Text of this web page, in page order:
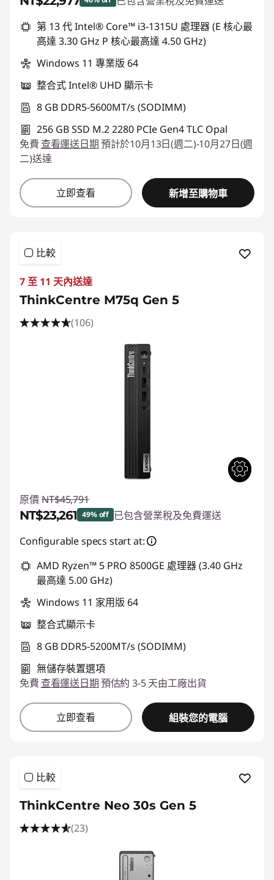
即時折扣： :-NT$19,613
第 13 代 Intel® Core™ i3-1315U 處理器 (E 核心最
高達 3.30 GHz P 核心最高達 4.50 GHz)
Windows 11 專業版 64
整合式 Intel® UHD 顯示卡
8 GB DDR5-5600MT/s (SODIMM)
256 GB SSD M.2 2280 PCIe Gen4 TLC Opal
免費 查看運送日期預計於10月13日(週二)-10月27日(週
二)送達
立即查看 新增至購物車
比較
7 至 11 天內送達
ThinkCentre M75q Gen 5
(106)
原價 NT$45,791
NT$23,261 49% off 已包含營業稅及免費運送
即時折扣： :-NT$22,530
Configurable specs start at:
AMD Ryzen™ 5 PRO 8500GE 處理器 (3.40 GHz
最高達 5.00 GHz)
Windows 11 家用版 64
整合式顯示卡
8 GB DDR5-5200MT/s (SODIMM)
無儲存裝置選項
免費 查看運送日期預估約 3-5 天由工廠出貨
立即查看 組裝您的電腦
比較
ThinkCentre Neo 30s Gen 5
(23)